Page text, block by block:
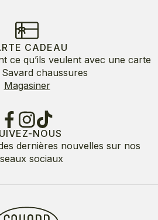
CADEAU
ce qu’ils veulent avec une carte
chaussures
Magasiner
NOUS
dernières nouvelles sur nos
sociaux